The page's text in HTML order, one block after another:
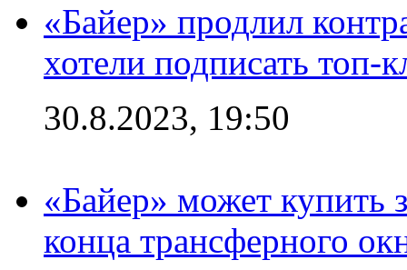
«Байер» продлил
хотели подписать
30.8.2023, 19:50
«Байер» может купить
конца трансферного